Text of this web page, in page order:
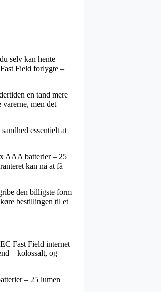
selv kan hente
Field forlygte –
en tand mere
men det
essentielt at
AAA batterier – 25
kan nå at få
den billigste form
bestillingen til et
Fast Field internet
– kolossalt, og
– 25 lumen